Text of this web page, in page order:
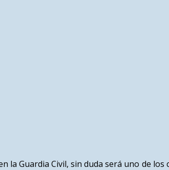
la Guardia Civil, sin duda será uno de